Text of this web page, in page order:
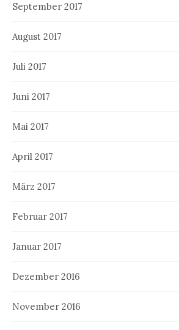
September 2017
August 2017
Juli 2017
Juni 2017
Mai 2017
April 2017
März 2017
Februar 2017
Januar 2017
Dezember 2016
November 2016